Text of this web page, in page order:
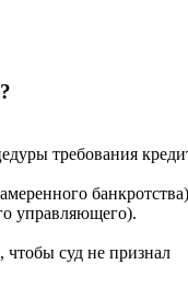
требования
управляющего).
суд не признал